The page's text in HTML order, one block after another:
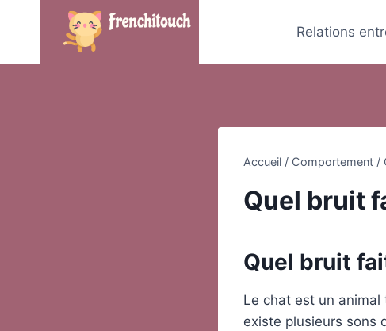
Relations
Accueil / Comportement /
Quel bruit
Quel bruit
Le chat est un animal
existe plusieurs sons